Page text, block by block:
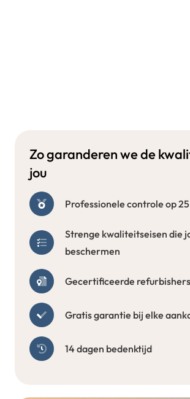
Zo garanderen we de
jou
Professionele controle op
Strenge kwaliteitseisen die
beschermen
Gecertificeerde refurbishers
Gratis garantie bij elke
14 dagen bedenktijd